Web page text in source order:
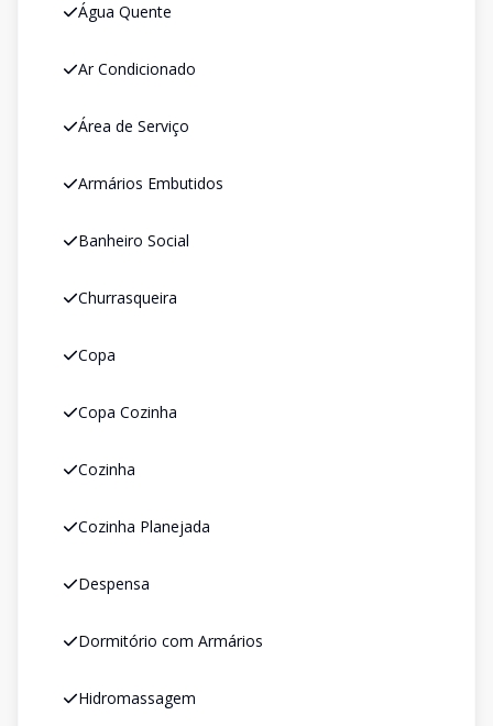
Água Quente
Ar Condicionado
Área de Serviço
Armários Embutidos
Banheiro Social
Churrasqueira
Copa
Copa Cozinha
Cozinha
Cozinha Planejada
Despensa
Dormitório com Armários
Hidromassagem